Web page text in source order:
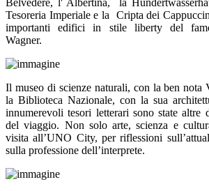
Belvedere, l' Albertina, la
Tesoreria Imperiale e la Cripta dei
importanti edifici in stile liberty del
Wagner.
Il museo di scienze naturali, con la ben nota
la Biblioteca Nazionale, con la sua
innumerevoli tesori letterari sono state altre
del viaggio. Non solo arte, scienza e
visita all’UNO City, per riflessioni
sulla professione dell’interprete.